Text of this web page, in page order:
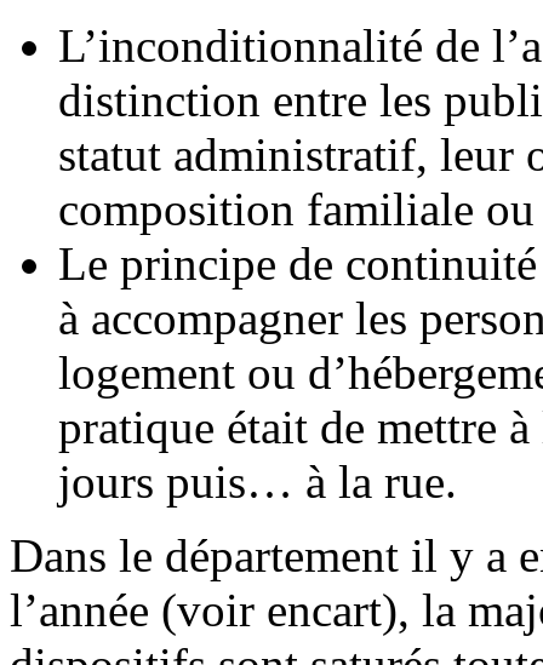
L’inconditionnalité de
distinction entre les
statut administratif, leur
composition familiale ou
Le principe de
à accompagner les
logement ou
pratique était de mettre
jours puis… à la rue.
Dans le département il y a
l’année (voir encart), la